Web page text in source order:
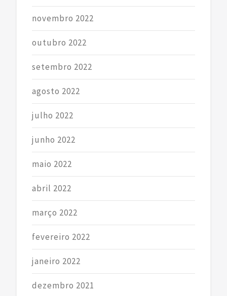
novembro 2022
outubro 2022
setembro 2022
agosto 2022
julho 2022
junho 2022
maio 2022
abril 2022
março 2022
fevereiro 2022
janeiro 2022
dezembro 2021